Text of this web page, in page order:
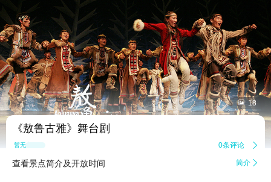
 18
《敖鲁古雅》舞台剧
暂无点评 0条评论 
查看景点简介及开放时间 简介 
